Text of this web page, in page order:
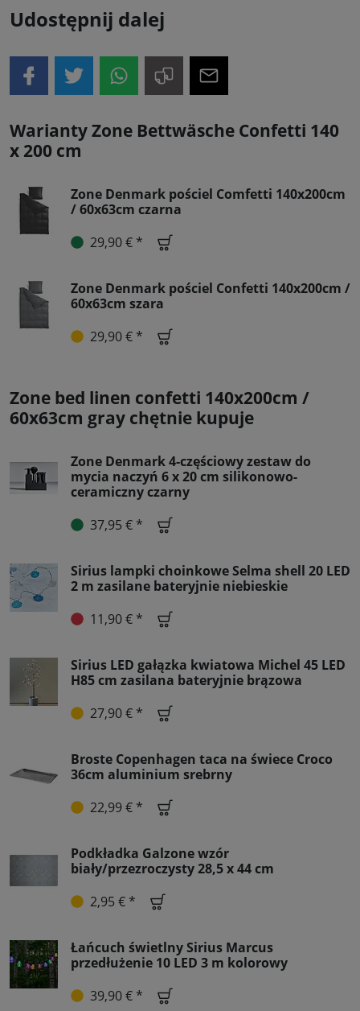
Udostępnij dalej
Warianty Zone Bettwäsche Confetti 140
x 200 cm
Zone Denmark pościel Comfetti 140x200cm
/ 60x63cm czarna
29,90 € *
Zone Denmark pościel Confetti 140x200cm /
60x63cm szara
29,90 € *
Zone bed linen confetti 140x200cm /
60x63cm gray chętnie kupuje
Zone Denmark 4-częściowy zestaw do
mycia naczyń 6 x 20 cm silikonowo-
ceramiczny czarny
37,95 € *
Sirius lampki choinkowe Selma shell 20 LED
2 m zasilane bateryjnie niebieskie
11,90 € *
Sirius LED gałązka kwiatowa Michel 45 LED
H85 cm zasilana bateryjnie brązowa
27,90 € *
Broste Copenhagen taca na świece Croco
36cm aluminium srebrny
22,99 € *
Podkładka Galzone wzór
biały/przezroczysty 28,5 x 44 cm
2,95 € *
Łańcuch świetlny Sirius Marcus
przedłużenie 10 LED 3 m kolorowy
39,90 € *